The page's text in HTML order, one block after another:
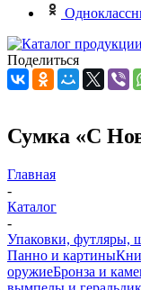
Поделиться
Сумка «С
Главная
-
Каталог
-
Упаковки, футляры,
Панно и картины
оружиеБронза и